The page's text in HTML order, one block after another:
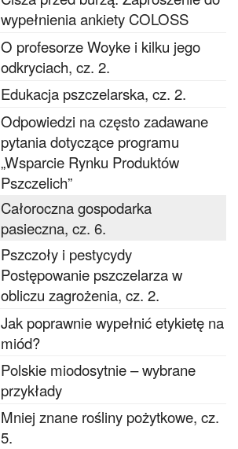
wypełnienia ankiety COLOSS
O profesorze Woyke i kilku jego
odkryciach, cz. 2.
Edukacja pszczelarska, cz. 2.
Odpowiedzi na często zadawane
pytania dotyczące programu
„Wsparcie Rynku Produktów
Pszczelich”
Całoroczna gospodarka
pasieczna, cz. 6.
Pszczoły i pestycydy
Postępowanie pszczelarza w
obliczu zagrożenia, cz. 2.
Jak poprawnie wypełnić etykietę na
miód?
Polskie miodosytnie – wybrane
przykłady
Mniej znane rośliny pożytkowe, cz.
5.